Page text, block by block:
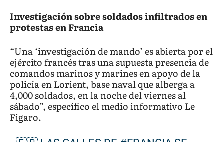
Investigación sobre soldados infiltrados en
protestas en Francia
“Una ‘investigación de mando’ es abierta por el
ejército francés tras una supuesta presencia de
comandos marinos y marines en apoyo de la
policía en Lorient, base naval que alberga a
4,000 soldados, en la noche del viernes al
sábado”, específico el medio informativo Le
Figaro.